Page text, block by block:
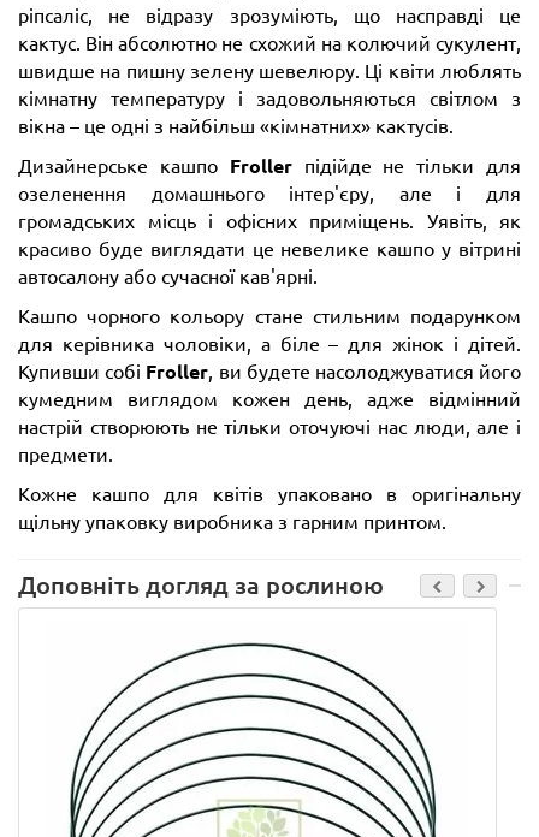
ріпсаліс, не відразу зрозуміють, що насправді це
кактус. Він абсолютно не схожий на колючий сукулент,
швидше на пишну зелену шевелюру. Ці квіти люблять
кімнатну температуру і задовольняються світлом з
вікна – це одні з найбільш «кімнатних» кактусів.
Дизайнерське кашпо Frollerпідійде не тільки для
озеленення домашнього інтер'єру, але і для
громадських місць і офісних приміщень. Уявіть, як
красиво буде виглядати це невелике кашпо у вітрині
автосалону або сучасної кав'ярні.
Кашпо чорного кольору стане стильним подарунком
для керівника чоловіки, а біле – для жінок і дітей.
Купивши собі Froller , ви будете насолоджуватися його
кумедним виглядом кожен день, адже відмінний
настрій створюють не тільки оточуючі нас люди, але і
предмети.
Кожне кашпо для квітів упаковано в оригінальну
щільну упаковку виробника з гарним принтом.
Доповніть догляд за рослиною